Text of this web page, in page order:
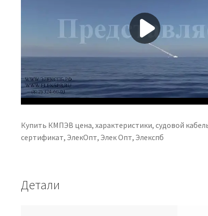
Купить КМПЭВ цена, характеристики, судовой
сертификат, ЭлекОпт, Элек Опт, Элекспб
Детали